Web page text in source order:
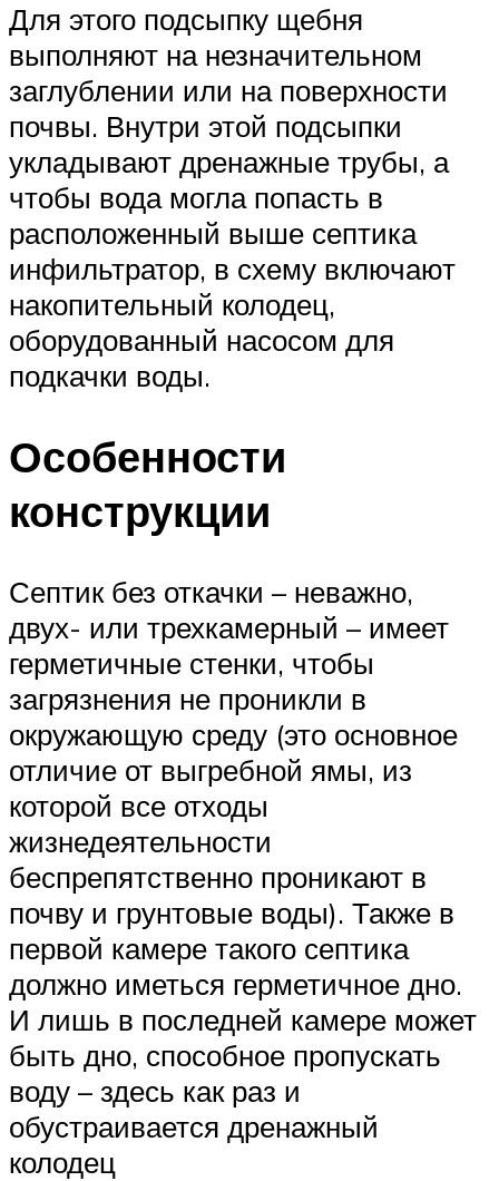
Для этого подсыпку щебня
выполняют на незначительном
заглублении или на поверхности
почвы. Внутри этой подсыпки
укладывают дренажные трубы, а
чтобы вода могла попасть в
расположенный выше септика
инфильтратор, в схему включают
накопительный колодец,
оборудованный насосом для
подкачки воды.
Особенности
конструкции
Септик без откачки – неважно,
двух- или трехкамерный – имеет
герметичные стенки, чтобы
загрязнения не проникли в
окружающую среду (это основное
отличие от выгребной ямы, из
которой все отходы
жизнедеятельности
беспрепятственно проникают в
почву и грунтовые воды). Также в
первой камере такого септика
должно иметься герметичное дно.
И лишь в последней камере может
быть дно, способное пропускать
воду – здесь как раз и
обустраивается дренажный
колодец